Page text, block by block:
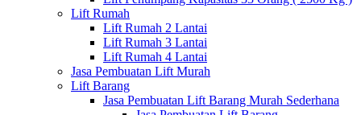
Lift Rumah
Lift Rumah 2 Lantai
Lift Rumah 3 Lantai
Lift Rumah 4 Lantai
Jasa Pembuatan Lift Murah
Lift Barang
Jasa Pembuatan Lift Barang Murah Sederhana